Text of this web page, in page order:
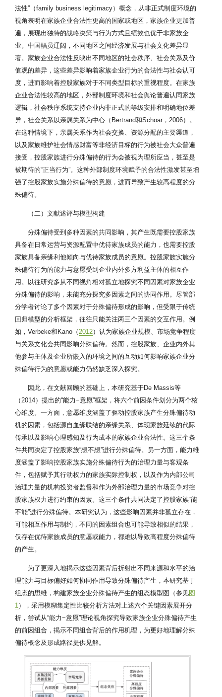
法性”（family business legitimacy）概念，从非正式制度环境的
视角表明在家族企业合法性更高的国家或地区，家族企业更加普
遍，展现出独特的战略决策与行为方式且绩效也优于非家族企
业。中国幅员辽阔，不同地区之间经济发展与社会文化差异显
著。家族企业合法性反映出不同地区的社会秩序、社会关系及价
值观的差异，这些差异影响着家族企业行为的合法性与社会认可
度，进而影响着控股家族对于不同类型目标的重视程度。在家族
企业合法性较高的地区，外部制度环境和社会舆论普遍认同家族
逻辑，社会秩序系统支持企业内非正式的等级安排和明确地位差
异，社会关系以亲属关系为中心（Bertrand和Schoar，2006）。
在这种情境下，亲属关系作为社会交换、资源分配的主要渠道，
以及家族维护社会情感财富等非经济目标的行为被社会大众普遍
接受，控股家族进行分殊偏待的行为会被视为理所应当，甚至是
被期待的“正当行为”。这种外部制度环境赋予的合法性激发甚至增
强了控股家族实施分殊偏待的意愿，进而导致产生较高程度的分
殊偏待。
（二）文献述评与模型构建
分殊偏待受到多种因素的共同影响，其产生既需要控股家族
具备在日常运营与资源配置中优待家族成员的能力，也需要控股
家族具备亲缘利他倾向与优待家族成员的意愿。控股家族实施分
殊偏待行为的能力与意愿受到企业内外多方利益主体的相互作
用。以往研究多从不同视角相对孤立地探究不同因素对家族企业
分殊偏待的影响，未能充分探究多因素之间的协同作用。尽管部
分学者讨论了多个因素对于分殊偏待形成的影响，但受限于传统
回归模型的分析框架，往往只能关注两三个因素的交互作用。例
如，Verbeke和Kano（ 2012）认为家族企业规模、市场竞争程度
与关系文化会共同影响分殊偏待。然而，控股家族、企业内外其
他参与主体及企业所嵌入的环境之间的互动如何影响家族企业分
殊偏待行为的意愿或能力仍然缺乏深入探究。
因此，在文献回顾的基础上，本研究基于De Massis等
（2014）提出的“能力−意愿”框架，将六个前因条件划分为两个核
心维度。一方面，意愿维度涵盖了驱动控股家族产生分殊偏待动
机的因素，包括源自血缘联结的亲缘关系、体现家族延续的代际
传承以及影响心理感知及行为成本的家族企业合法性。这三个条
件共同决定了控股家族“想不想”进行分殊偏待。另一方面，能力维
度涵盖了影响控股家族实施分殊偏待行为的治理力量与客观条
件，包括赋予其行动权力的家族实际控制权，以及作为内部公司
治理力量的机构投资者监督和作为外部治理力量的市场竞争对控
股家族权力进行约束的因素。这三个条件共同决定了控股家族“能
不能”进行分殊偏待。本研究认为，这些影响因素并非孤立存在，
可能相互作用与制约，不同的因素组合也可能导致相似的结果，
仅存在优待家族成员的意愿或能力，都难以导致高程度分殊偏待
的产生。
为了更深入地揭示这些因素背后折射出不同来源和水平的治
理能力与目标偏好如何协同作用导致分殊偏待产生，本研究基于
组态的思维，构建家族企业分殊偏待产生的组态模型图（参见图
1 ），采用模糊集定性比较分析方法对上述六个关键因素展开分
析，尝试从“能力−意愿”理论视角探究导致家族企业分殊偏待产生
的前因组合，揭示不同组合背后的作用机理，为更好地理解分殊
偏待概念及形成路径提供见解。